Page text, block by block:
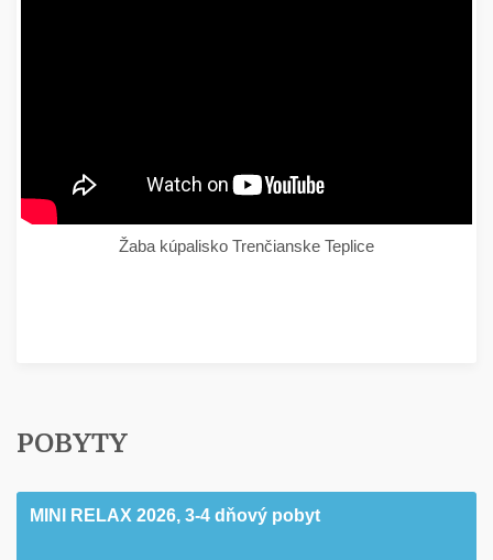
Žaba kúpalisko Trenčianske Teplice
POBYTY
MINI RELAX 2026, 3-4 dňový pobyt